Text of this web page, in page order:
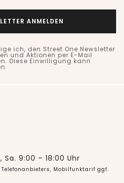
ANMELDEN
ich, den Street One Newsletter
und Aktionen per E-Mail
Diese Einwilligung kann
Sa. 9:00 – 18:00 Uhr
Mobilfunktarif ggf.